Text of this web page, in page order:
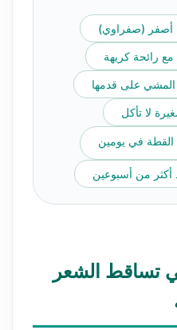
أصفر (صفراوي)
رائحة كريهة
على قدمها
لا تأكل
القطة في يومين
من أسبوعين
تساقط الشعر